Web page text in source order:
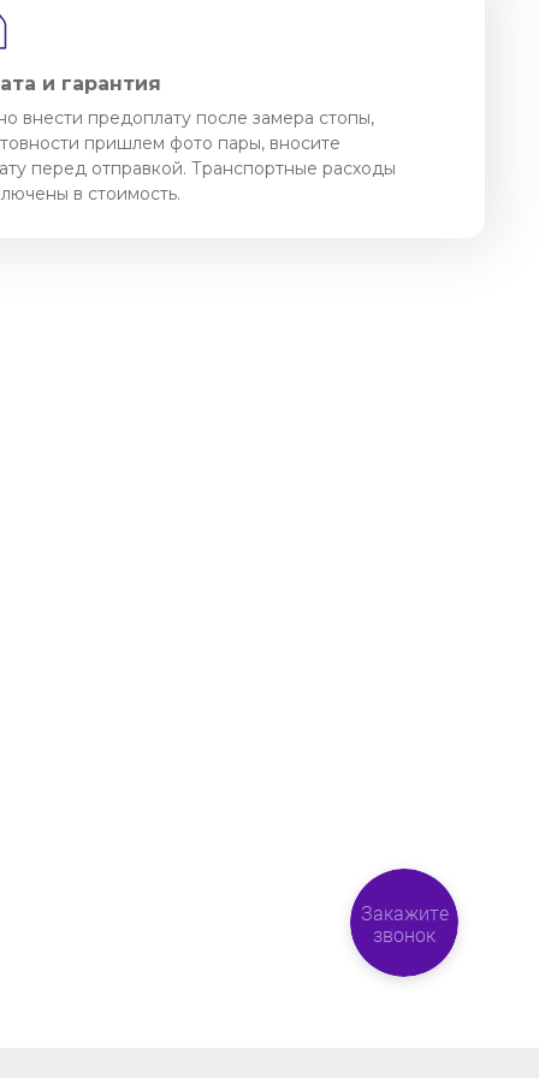
и гарантия
внести предоплату после замера стопы,
пришлем фото пары, вносите
перед отправкой. Транспортные расходы
в стоимость.
Закажите
звонок